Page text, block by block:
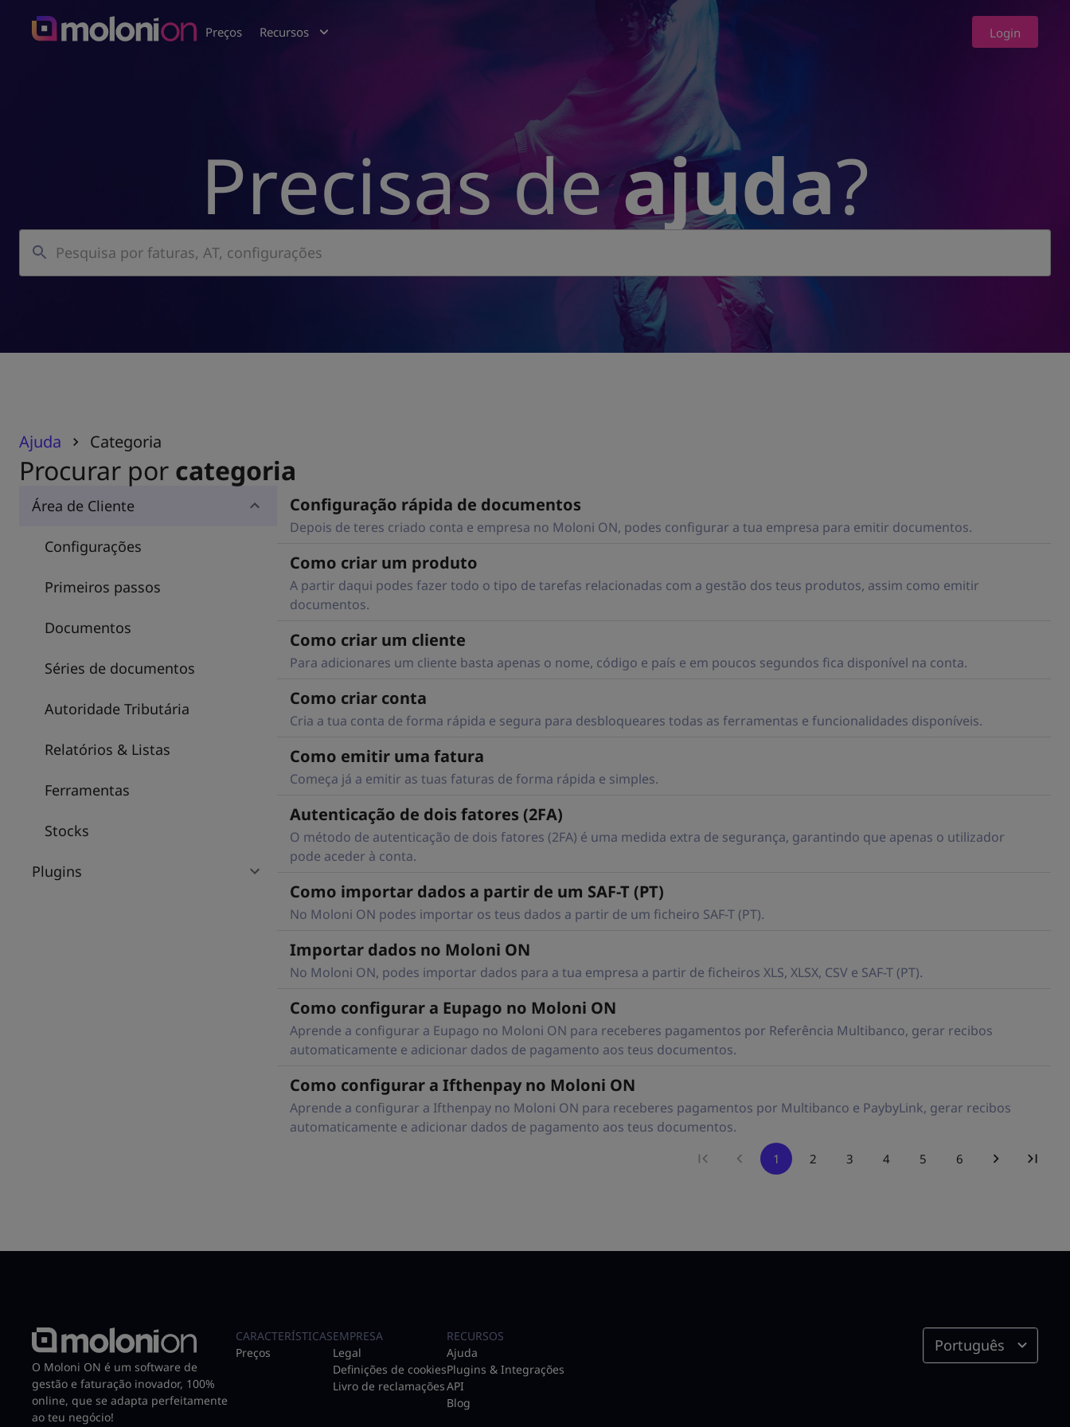
Preços Recursos Login
Precisas deajuda?
Ajuda Categoria
Procurar por categoria
Área de Cliente
Configurações
Primeiros passos
Documentos
Séries de documentos
Autoridade Tributária
Relatórios & Listas
Ferramentas
Stocks
Plugins
Configuração rápida de documentos
Depois de teres criado conta e empresa no Moloni ON, podes configurar a tua empresa para emitir documentos.
Como criar um produto
A partir daqui podes fazer todo o tipo de tarefas relacionadas com a gestão dos teus produtos, assim como emitir
documentos.
Como criar um cliente
Para adicionares um cliente basta apenas o nome, código e país e em poucos segundos fica disponível na conta.
Como criar conta
Cria a tua conta de forma rápida e segura para desbloqueares todas as ferramentas e funcionalidades disponíveis.
Como emitir uma fatura
Começa já a emitir as tuas faturas de forma rápida e simples.
Autenticação de dois fatores (2FA)
O método de autenticação de dois fatores (2FA) é uma medida extra de segurança, garantindo que apenas o utilizador
pode aceder à conta.
Como importar dados a partir de um SAF-T (PT)
No Moloni ON podes importar os teus dados a partir de um ficheiro SAF-T (PT).
Importar dados no Moloni ON
No Moloni ON, podes importar dados para a tua empresa a partir de ficheiros XLS, XLSX, CSV e SAF-T (PT).
Como configurar a Eupago no Moloni ON
Aprende a configurar a Eupago no Moloni ON para receberes pagamentos por Referência Multibanco, gerar recibos
automaticamente e adicionar dados de pagamento aos teus documentos.
Como configurar a Ifthenpay no Moloni ON
Aprende a configurar a Ifthenpay no Moloni ON para receberes pagamentos por Multibanco e PaybyLink, gerar recibos
automaticamente e adicionar dados de pagamento aos teus documentos.
1 2 3 4 5 6
O Moloni ON é um software de
gestão e faturação inovador, 100%
online, que se adapta perfeitamente
ao teu negócio!
CARACTERÍSTICAS
Preços
EMPRESA
Legal
Definições de cookies
Livro de reclamações
RECURSOS
Ajuda
Plugins & Integrações
API
Blog
Português